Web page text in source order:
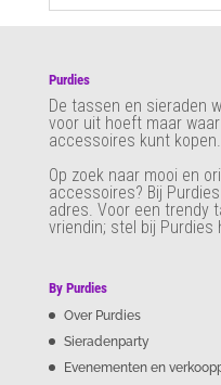
Purdies
De tassen en sieraden
voor uit hoeft maar
accessoires kunt kopen.
Op zoek naar mooi en
accessoires? Bij Purdies
adres. Voor een trendy
vriendin; stel bij
By Purdies
Over Purdies
Sieradenparty
Evenementen en